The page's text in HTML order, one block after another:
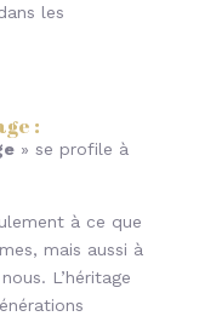
les
:
» se profile à
à ce que
mais aussi à
L’héritage